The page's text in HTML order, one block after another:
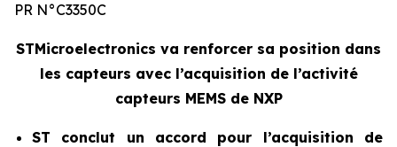
PR N°C3350C
STMicroelectronics va renforcer sa position dans
les capteurs avec l’acquisition de l’activité
capteurs MEMS de NXP
ST conclut un accord pour l’acquisition de